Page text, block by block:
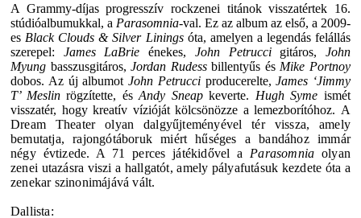
A Grammy-díjas progresszív rockzenei titánok visszatértek 16.
stúdióalbumukkal, a Parasomnia-val. Ez az album az első, a 2009-
es Black Clouds & Silver Linings óta, amelyen a legendás felállás
szerepel: James LaBrie énekes, John Petruccigitáros,John
Myung basszusgitáros,Jordan Rudessbillentyűs ésMike Portnoy
dobos. Az új albumot John Petrucciproducerelte,James ‘Jimmy
T’ Meslinrögzítette, ésAndy Sneapkeverte. Hugh Symeismét
visszatér, hogy kreatív vízióját kölcsönözze a lemezborítóhoz. A
Dream Theaterolyan dalgyűjteményével tér vissza, amely
bemutatja, rajongótáboruk miért hűséges a bandához immár
négy évtizede. A 71 perces játékidővel a Parasomnia olyan
zenei utazásra viszi a hallgatót, amely pályafutásuk kezdete óta a
zenekar szinonimájává vált.
Dallista: